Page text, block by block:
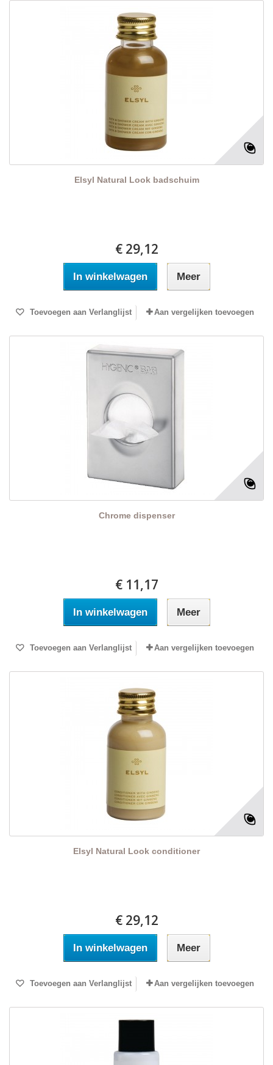
Elsyl Natural Look badschuim
€ 29,12
In winkelwagen Meer
Toevoegen aan Verlanglijst Aan vergelijken toevoegen
Chrome dispenser
€ 11,17
In winkelwagen Meer
Toevoegen aan Verlanglijst Aan vergelijken toevoegen
Elsyl Natural Look conditioner
€ 29,12
In winkelwagen Meer
Toevoegen aan Verlanglijst Aan vergelijken toevoegen